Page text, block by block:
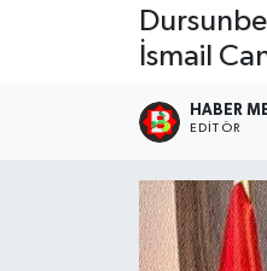
İsmail
HABER
EDITÖR